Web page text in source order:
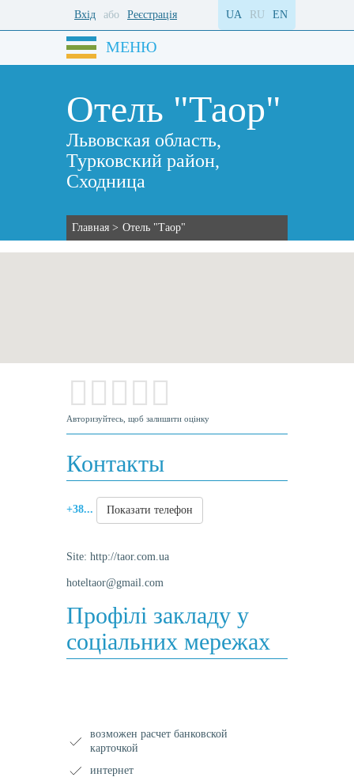
Вхід або Реєстрація UA RU EN
МЕНЮ
Отель "Таор"
Львовская область,
Турковский район,
Сходница
Главная > Отель "Таор"
Авторизуйтесь, щоб залишити оцінку
Контакты
+38... Показати телефон
Site: http://taor.com.ua
hoteltaor@gmail.com
Профілі закладу у
соціальних мережах
возможен расчет банковской
карточкой
интернет